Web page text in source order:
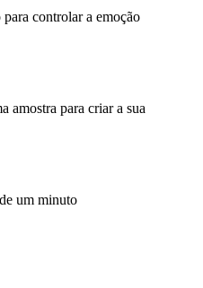
controlar a emoção
amostra para criar a sua
um minuto